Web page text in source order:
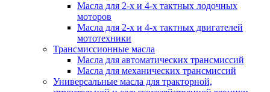
Масла для 2-х и 4-х тактных лодочных
моторов
Масла для 2-х и 4-х тактных двигателей
мототехники
Трансмиссионные масла
Масла для автоматических трансмиссий
Масла для механических трансмиссий
Универсальные масла для тракторной,